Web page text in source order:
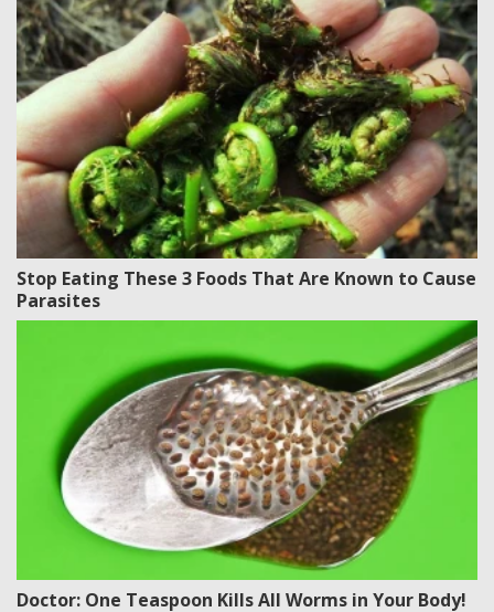
Stop Eating These 3 Foods That Are Known to Cause
Parasites
Doctor: One Teaspoon Kills All Worms in Your Body!